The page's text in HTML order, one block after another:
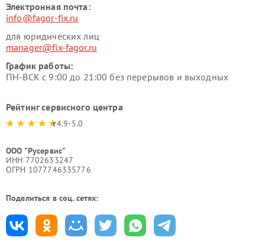
Электронная почта:
info@fagor-fix.ru
для юридических лиц
manager@fix-fagor.ru
График работы:
ПН-ВСК с 9:00 до 21:00 без перерывов и выходных
Рейтинг сервисного центра
4.9-5.0
ООО "Русервис"
ИНН 7702633247
ОГРН 1077746335776
Поделиться в соц. сетях: